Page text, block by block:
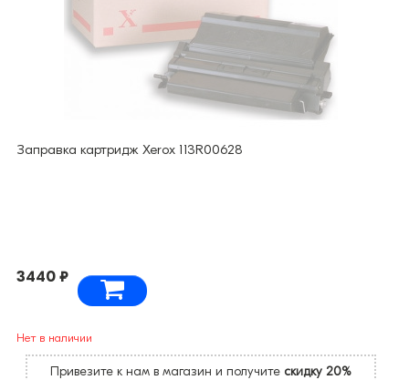
Заправка картридж Xerox 113R00628
3440 ₽
Нет в наличии
Привезите к нам в магазин и получите скидку 20%